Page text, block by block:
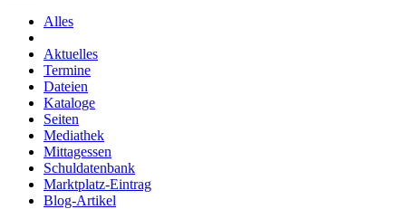
Alles
Aktuelles
Termine
Dateien
Kataloge
Seiten
Mediathek
Mittagessen
Schuldatenbank
Marktplatz-Eintrag
Blog-Artikel